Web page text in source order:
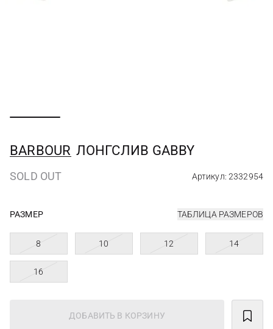
BARBOUR ЛОНГСЛИВ GABBY
SOLD OUT Артикул: 2332954
РАЗМЕР ТАБЛИЦА РАЗМЕРОВ
8 10 12 14
16
ДОБАВИТЬ В КОРЗИНУ